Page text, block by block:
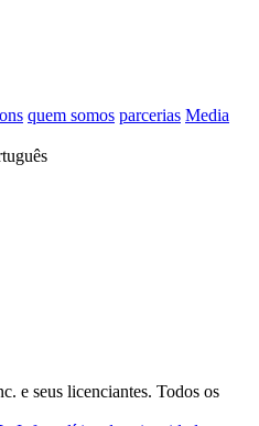
quem somos parcerias Media
e seus licenciantes. Todos os